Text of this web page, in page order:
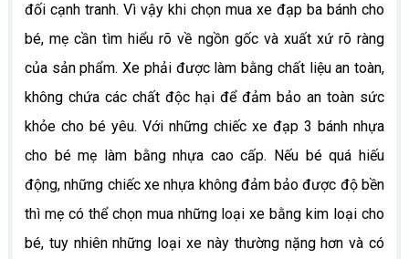
đối cạnh tranh. Vì vậy khi chọn mua xe đạp ba bánh cho
bé, mẹ cần tìm hiểu rõ về ngồn gốc và xuất xứ rõ ràng
của sản phẩm. Xe phải được làm bằng chất liệu an toàn,
không chứa các chất độc hại để đảm bảo an toàn sức
khỏe cho bé yêu. Với những chiếc xe đạp 3 bánh nhựa
cho bé mẹ làm bằng nhựa cao cấp. Nếu bé quá hiếu
động, những chiếc xe nhựa không đảm bảo được độ bền
thì mẹ có thể chọn mua những loại xe bằng kim loại cho
bé, tuy nhiên những loại xe này thường nặng hơn và có